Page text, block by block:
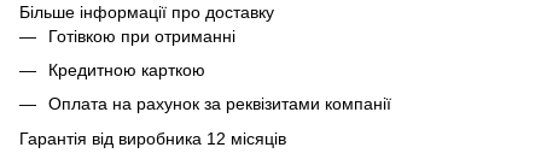
Більше інформації про доставку
Готівкою при отриманні
Кредитною карткою
Оплата на рахунок за реквізитами компанії
Гарантія від виробника 12 місяців